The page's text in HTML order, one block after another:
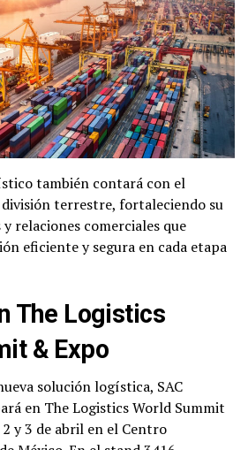
también contará con el
división terrestre, fortaleciendo su
relaciones comerciales que
eficiente y segura en cada etapa
The Logistics
& Expo
solución logística, SAC
en The Logistics World Summit
y 3 de abril en el Centro